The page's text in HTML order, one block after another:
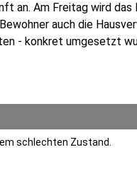
an. Am Freitag wird das
auch die
- konkret umgesetzt
schlechten Zustand.